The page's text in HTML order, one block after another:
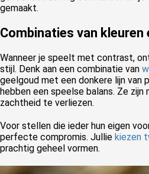
gemaakt.
Combinaties van kleuren
Wanneer je speelt met contrast,
stijl. Denk aan een combinatie van
geelgoud met een donkere lijn van
hebben een speelse balans. Ze zijn
zachtheid te verliezen.
Voor stellen die ieder hun eigen
perfecte compromis. Jullie kiezen
prachtig geheel vormen.